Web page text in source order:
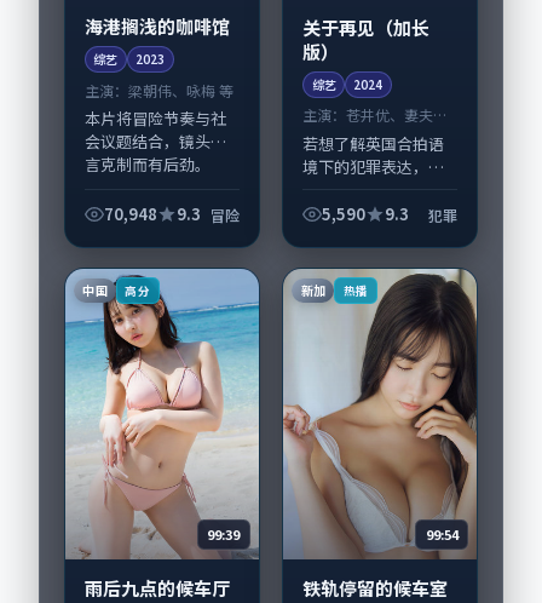
海港搁浅的咖啡馆
综艺 2023
主演： 梁朝伟、咏梅 等
本片将冒险节奏与社
会议题结合，镜头语
言克制而有后劲。
馆》由奉俊昊掌舵，
凸显新加坡城市质
感，适...
70,948 9.3 冒险
关于再见（加长
版）
综艺 2024
主演：苍井优、妻夫木
聪 等
若想了解英国合拍语
境下的犯罪表达，
版）》值得关注：剧
优、妻夫木聪与配角
群戏并重。影片
5,590 9.3 犯罪
中国 高分
99:39
雨后九点的候车厅
新加 热播
99:54
铁轨停留的候车室